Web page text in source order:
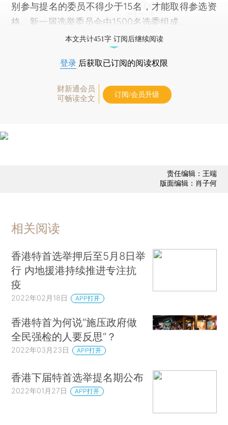
别参与提名的委员不得少于15名，才能取得参选资
格。新一届选举委员会由1500名选委组成。
本文共计451字 订阅后继续阅读
登录 后获取已订阅的阅读权限
财新通会员
可畅读全文
订阅/会员升级
责任编辑：王端
版面编辑：肖子何
相关阅读
香港特首选举押后至5月8日举
行 内地援港持续推进专注抗
疫
2022年02月18日 APP打开
香港特首为何说“施压政府做
全民强检的人要反思”？
2022年03月23日 APP打开
香港下届特首选举提名期公布
2022年01月27日 APP打开